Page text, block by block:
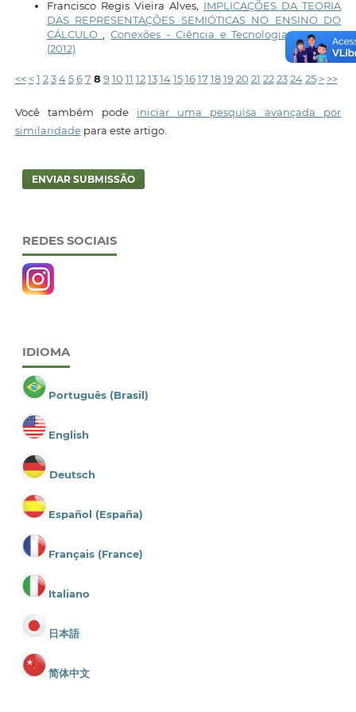
Francisco Regis Vieira Alves, IMPLICAÇÕES DA TEORIA
DAS REPRESENTAÇÕES SEMIÓTICAS NO ENSINO DO
CÁLCULO
,Conexões - Ciência e Tecnologia: v. 6 n. 3
(2012)
<< < 1 2 3 4 5 6 7 8 9 10 11 12 13 14 15 16 17 18 19 20 21 22 23 24 25 > >>
Você também pode iniciar uma pesquisa avançada por
similaridadepara este artigo.
ENVIAR SUBMISSÃO
REDES SOCIAIS
IDIOMA
Português (Brasil)
English
Deutsch
Español (España)
Français (France)
Italiano
日本語
简体中文